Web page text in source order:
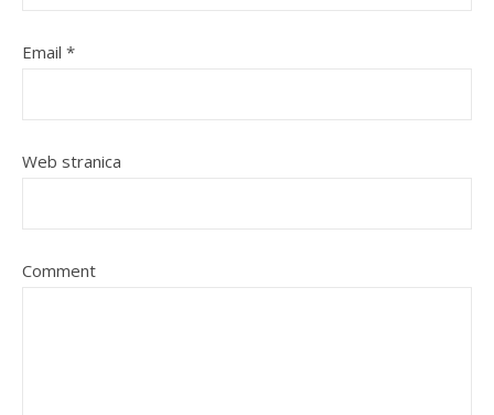
Email *
Web stranica
Comment